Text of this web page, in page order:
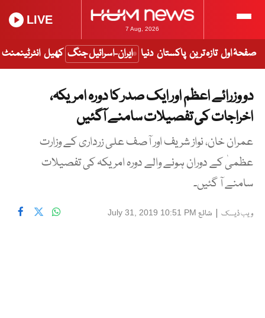
7 Aug, 2026
LIVE
صفحۂ اول تازہ ترین پاکستان دنیا ایران-اسرائیل جنگ کھیل انٹرٹینمنٹ
دو وزرائے اعظم اور ایک صدر کا دورہ امریکہ،
اخراجات کی تفصیلات سامنے آگئیں
عمران خان، نواز شریف اور آصف علی زرداری کے وزارت
عظمیٰ کے دوران ہونے والے دورہ امریکہ کی تفصیلات
سامنے آ گئیں۔
ویب ڈیسک | شائع July 31, 2019 10:51 PM